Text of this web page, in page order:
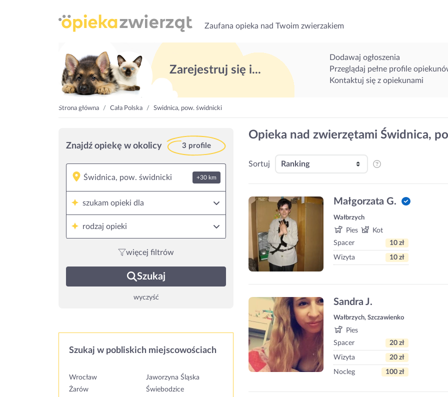
Zaufana opieka nad Twoim zwierzakiem
Zarejestruj się i...
Dodawaj ogłoszenia
Przeglądaj pełne profile
Kontaktuj się z opiekunami
Strona główna Cała Polska Świdnica, pow. świdnicki
Znajdź opiekę w okolicy 3 profile
+30 km
szukam opieki dla
rodzaj opieki
więcej filtrów
Szukaj
wyczyść
Szukaj w pobliskich miejscowościach
Wrocław
Jaworzyna Śląska
Żarów
Świebodzice
Opieka nad zwierzętami Świdnica,
Sortuj
Małgorzata G.
Wałbrzych
Pies
Kot
Spacer
10 zł
Wizyta 10 zł
Sandra J.
Wałbrzych, Szczawienko
Pies
Spacer
20 zł
Wizyta 20 zł
Nocleg 100 zł